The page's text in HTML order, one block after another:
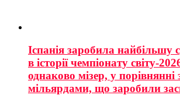
Іспанія заробила найбільшу
в історії чемпіонату світу-
однаково мізер, у порівнянні
мільярдами, що заробили